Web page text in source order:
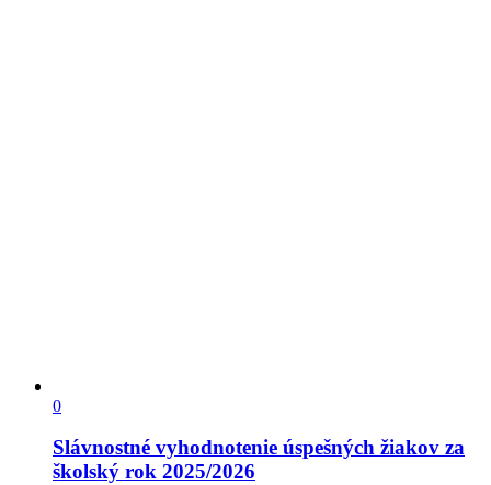
0
Slávnostné vyhodnotenie úspešných žiakov za
školský rok 2025/2026